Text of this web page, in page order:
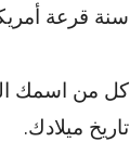
قرعة
كل من اسمك
ميلادك.